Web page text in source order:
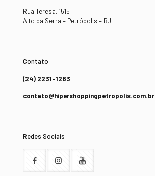
Rua Teresa, 1515
Alto da Serra – Petrópolis – RJ
Contato
(24) 2231-1283
contato@hipershoppingpetropolis.com.br
Redes Sociais